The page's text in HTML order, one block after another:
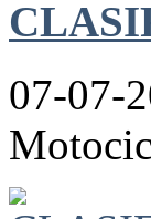
07-07-